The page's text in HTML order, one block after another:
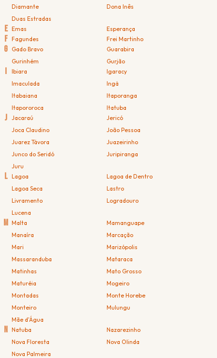
Diamante
Dona Inês
Duas Estradas
E Emas Esperança
F Fagundes Frei Martinho
G Gado Bravo
Guarabira
Gurinhém
Gurjão
Ibiara
Igaracy
Imaculada
Ingá
Itabaiana
Itaporanga
Itapororoca
Itatuba
J Jacaraú
Jericó
Joca Claudino
João Pessoa
Juarez Távora
Juazeirinho
Junco do Seridó
Juripiranga
Juru
L Lagoa
Lagoa de Dentro
Lagoa Seca
Lastro
Livramento
Logradouro
Lucena
M Malta
Mamanguape
Manaíra
Marcação
Mari
Marizópolis
Massaranduba
Mataraca
Matinhas
Mato Grosso
Maturéia
Mogeiro
Montadas
Monte Horebe
Monteiro
Mulungu
Mãe d'Água
N Natuba
Nazarezinho
Nova Floresta
Nova Olinda
Nova Palmeira